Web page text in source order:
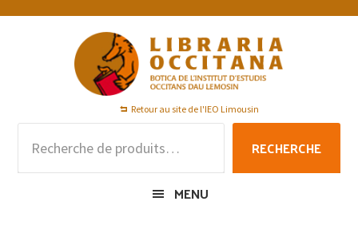
Passer
Passer
Passer
Retour au site de l'IEO Limousin
pour :
RECHERCHE
MENU